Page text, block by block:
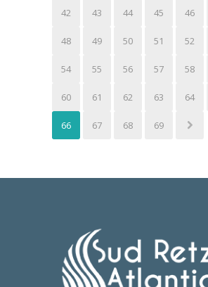
42 43 44 45 46
48 49 50 51 52
54 55 56 57 58
60 61 62 63 64
66 67 68 69